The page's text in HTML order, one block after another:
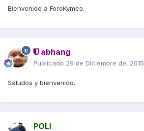
Bienvenido a ForoKymco.
abhang
Publicado 29 de Diciembre del 2015
Saludos y bienvenido.
POLI